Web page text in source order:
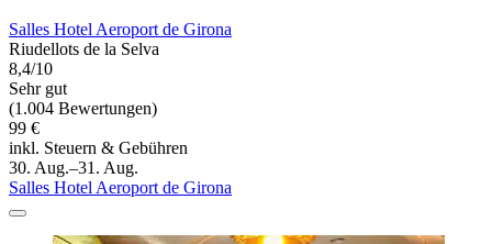
Salles Hotel Aeroport de Girona
Riudellots de la Selva
8,4/10
Sehr gut
(1.004 Bewertungen)
99 €
inkl. Steuern & Gebühren
30. Aug.–31. Aug.
Salles Hotel Aeroport de Girona